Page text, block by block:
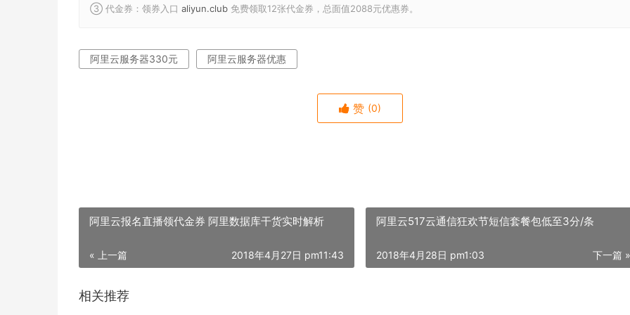
③ 代金券：领券入口 aliyun.club 免费领取12张代金券，总面值2088元优惠券。
阿里云服务器330元 阿里云服务器优惠
赞 (0)
阿里云报名直播领代金券 阿里数据库干货实时解析
« 上一篇 2018年4月27日 pm11:43
阿里云517云通信狂欢节短信套餐包低至3分/条
下一篇 »
2018年4月28日 pm1:03
相关推荐